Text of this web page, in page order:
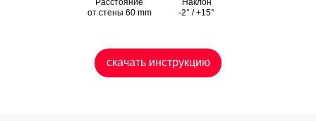
-2° / +15°
от стены 60 mm
скачать инструкцию